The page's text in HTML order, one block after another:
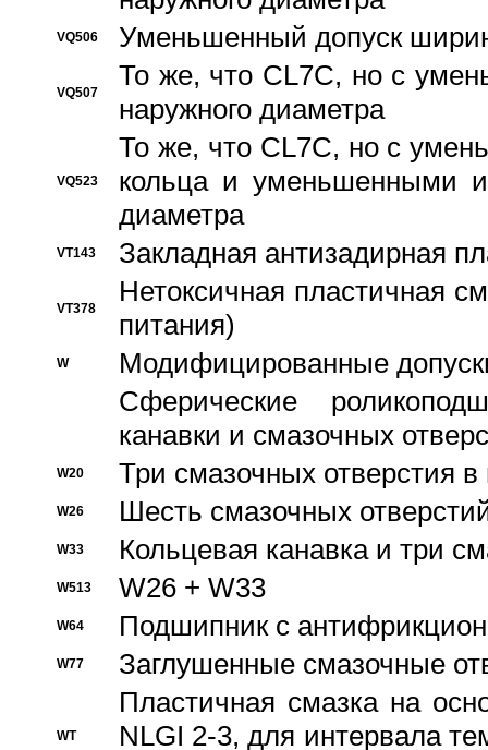
VQ506 Уменьшенный допуск
VQ507
То же, что CL7C, но с
наружного диаметра
VQ523
То же, что CL7C, но с
кольца и уменьшенными
диаметра
VT143 Закладная антизадирная
VT378
Нетоксичная пластичная
питания)
W
Модифицированные
Сферические
канавки и смазочных
W20 Три смазочных отверстия
W26 Шесть смазочных
W33 Кольцевая канавка и три
W513 W26 + W33
W64 Подшипник с
W77 Заглушенные смазочные
WT
Пластичная смазка на
NLGI 2-3, для интервала